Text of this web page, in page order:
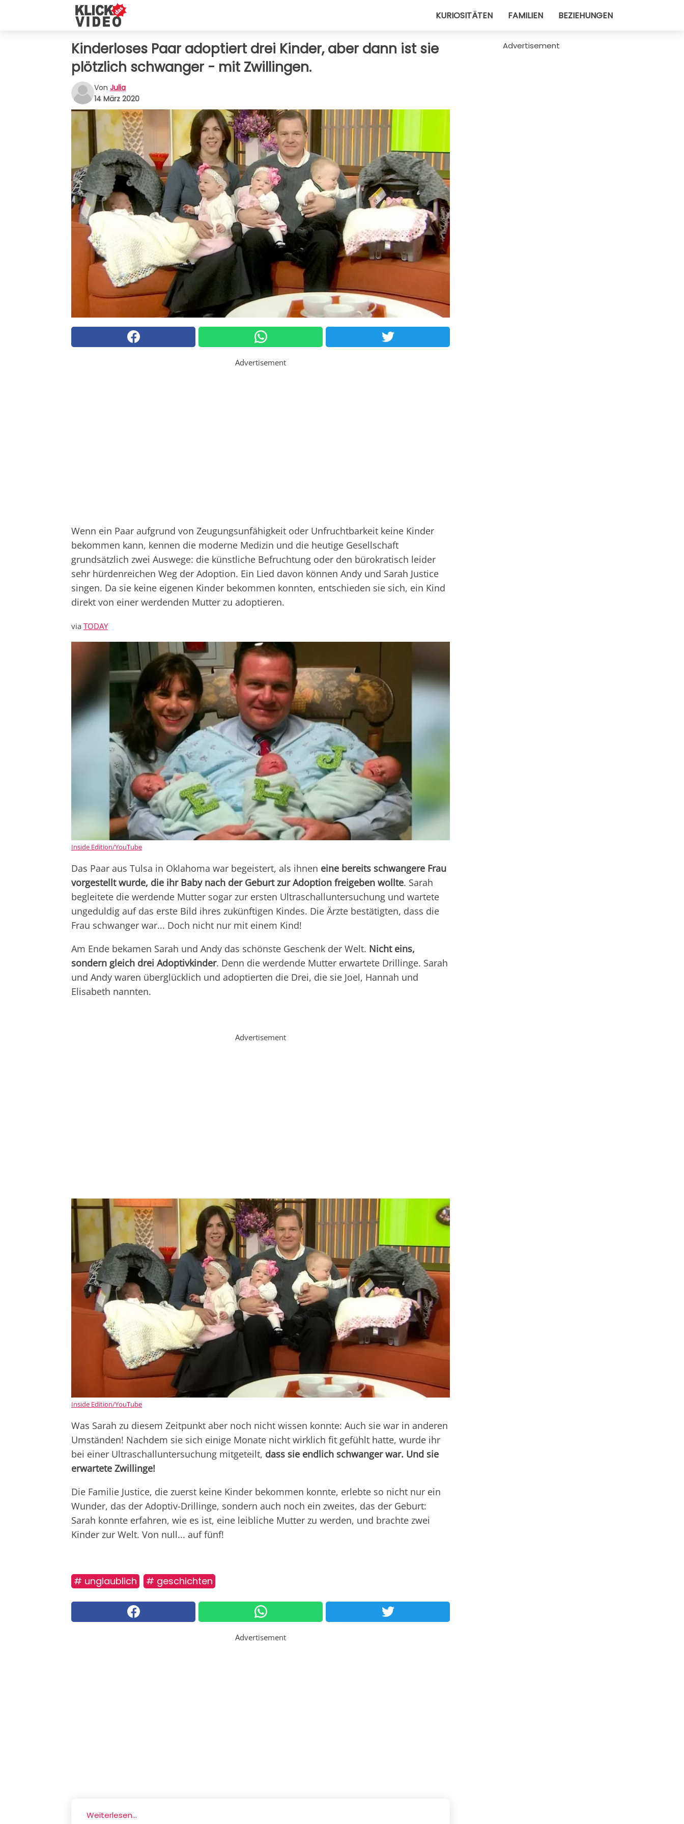
KURIOSITÄTEN FAMILIEN BEZIEHUNGEN
Kinderloses Paar adoptiert drei Kinder, aber dann ist sie
plötzlich schwanger - mit Zwillingen.
Von Julia
14 März 2020
Advertisement
Wenn ein Paar aufgrund von Zeugungsunfähigkeit oder Unfruchtbarkeit keine Kinder
bekommen kann, kennen die moderne Medizin und die heutige Gesellschaft
grundsätzlich zwei Auswege: die künstliche Befruchtung oder den bürokratisch leider
sehr hürdenreichen Weg der Adoption. Ein Lied davon können Andy und Sarah Justice
singen. Da sie keine eigenen Kinder bekommen konnten, entschieden sie sich, ein Kind
direkt von einer werdenden Mutter zu adoptieren.
via TODAY
Inside Edition/YouTube
Das Paar aus Tulsa in Oklahoma war begeistert, als ihnen eine bereits schwangere Frau
vorgestellt wurde, die ihr Baby nach der Geburt zur Adoption freigeben wollte. Sarah
begleitete die werdende Mutter sogar zur ersten Ultraschalluntersuchung und wartete
ungeduldig auf das erste Bild ihres zukünftigen Kindes. Die Ärzte bestätigten, dass die
Frau schwanger war... Doch nicht nur mit einem Kind!
Am Ende bekamen Sarah und Andy das schönste Geschenk der Welt. Nicht eins,
sondern gleich drei Adoptivkinder. Denn die werdende Mutter erwartete Drillinge. Sarah
und Andy waren überglücklich und adoptierten die Drei, die sie Joel, Hannah und
Elisabeth nannten.
Advertisement
Inside Edition/YouTube
Was Sarah zu diesem Zeitpunkt aber noch nicht wissen konnte: Auch sie war in anderen
Umständen! Nachdem sie sich einige Monate nicht wirklich fit gefühlt hatte, wurde ihr
bei einer Ultraschalluntersuchung mitgeteilt, dass sie endlich schwanger war. Und sie
erwartete Zwillinge!
Die Familie Justice, die zuerst keine Kinder bekommen konnte, erlebte so nicht nur ein
Wunder, das der Adoptiv-Drillinge, sondern auch noch ein zweites, das der Geburt:
Sarah konnte erfahren, wie es ist, eine leibliche Mutter zu werden, und brachte zwei
Kinder zur Welt. Von null... auf fünf!
# unglaublich # geschichten
Advertisement
Weiterlesen...
Advertisement